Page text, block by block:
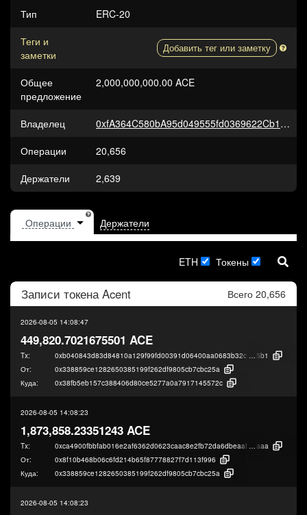
Тип
ERC-20
Теги и
заметки
Добавить тег или заметку
Общее
предложение
2,000,000,000.00 ACE
Владелец
0xfA364C580bA95d049555fd0369622Cb1d329e11C
Операции
20,656
Держатели
2,639
Держатели
ETH Токены
Записи токена Acent Всего 20,656
2026-08-05 14:08:47
449,820.7021675501 ACE
Tx: 0xb040843d83d84810a129f99fd00391d06400aa0683b32c38380cb17a9bd32
5b1
От:
0x338859ce1282650385199f262df9805cb7cbc25a
Куда:
0x38fb5eb157c388406d80ce5277a0a7917145572c
2026-08-05 14:08:23
1,873,858.23351243 ACE
Tx: 0xca4900fbbfab016e2af6362d0623caac8e2fb72da6dbeaaf84de55260403d
aaa
От:
0x8f10b468b06c6fd214b65f87778827f7d113f996
Куда:
0x338859ce1282650385199f262df9805cb7cbc25a
2026-08-05 14:08:23